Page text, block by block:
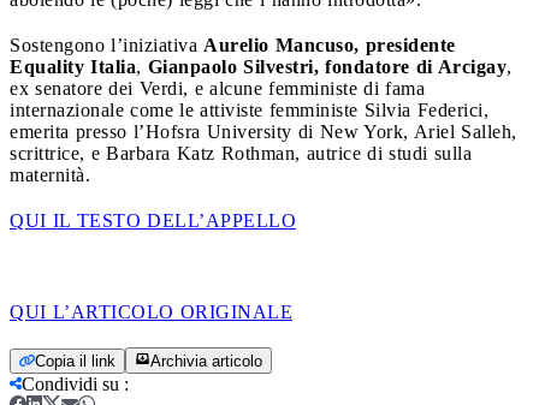
Sostengono l’iniziativa Aurelio Mancuso, presidente
Equality Italia, Gianpaolo Silvestri, fondatore di Arcigay,
ex senatore dei Verdi, e alcune femministe di fama
internazionale come le attiviste femministe Silvia Federici,
emerita presso l’Hofsra University di New York, Ariel Salleh,
scrittrice, e Barbara Katz Rothman, autrice di studi sulla
maternità.
QUI IL TESTO DELL’APPELLO
QUI L’ARTICOLO ORIGINALE
Copia il link Archivia articolo
Condividi su :